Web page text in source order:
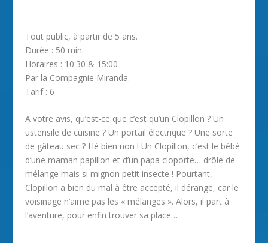
Tout public, à partir de 5 ans.
Durée : 50 min.
Horaires : 10:30 & 15:00
Par la Compagnie Miranda.
Tarif : 6
A votre avis, qu’est-ce que c’est qu’un Clopillon ? Un
ustensile de cuisine ? Un portail électrique ? Une sorte
de gâteau sec ? Hé bien non ! Un Clopillon, c’est le bébé
d’une maman papillon et d’un papa cloporte… drôle de
mélange mais si mignon petit insecte ! Pourtant,
Clopillon a bien du mal à être accepté, il dérange, car le
voisinage n’aime pas les « mélanges ». Alors, il part à
l’aventure, pour enfin trouver sa place…